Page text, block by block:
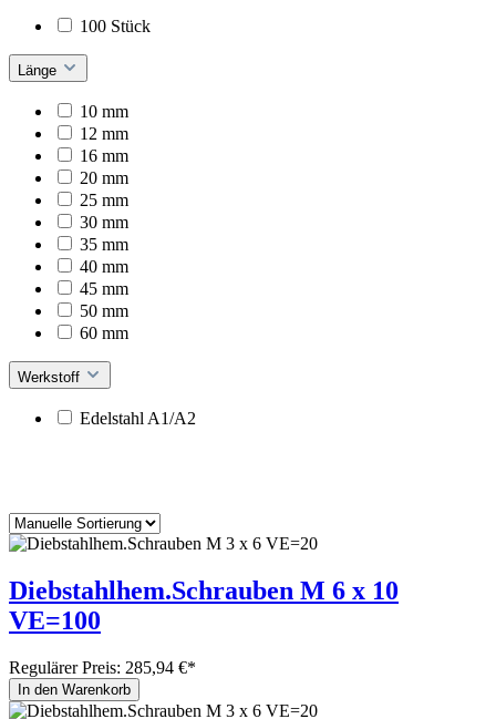
100 Stück
Länge
10 mm
12 mm
16 mm
20 mm
25 mm
30 mm
35 mm
40 mm
45 mm
50 mm
60 mm
Werkstoff
Edelstahl A1/A2
Diebstahlhem.Schrauben M 6 x 10
VE=100
Regulärer Preis: 285,94 €*
In den Warenkorb